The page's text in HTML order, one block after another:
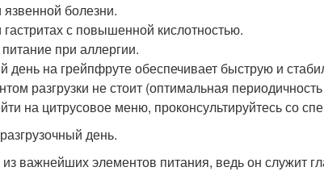
болезни.
с повышенной кислотностью.
при аллергии.
день на грейпфруте обеспечивает быструю и
разгрузки не стоит (оптимальная
на цитрусовое меню, проконсультируйтесь со
день.
из важнейших элементов питания, ведь он служит